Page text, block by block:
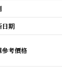
日期
參考價格